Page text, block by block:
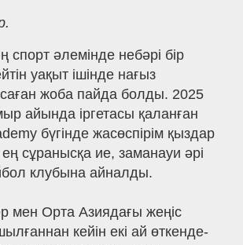
спорт әлемінде небәрі бір
уақыт ішінде нағыз
жоба пайда болды. 2025
айында іргетасы қаланған
бүгінде жасөспірім қыздар
сұранысқа ие, заманауи әрі
клубына айналды.
мен Орта Азиядағы жеңіс
кейін екі ай өткенде-